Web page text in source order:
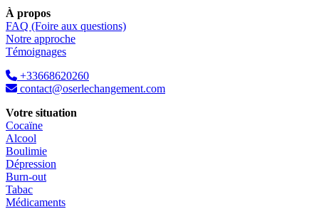
À propos
FAQ (Foire aux questions)
Notre approche
Témoignages
+33668620260
contact@oserlechangement.com
Votre situation
Cocaïne
Alcool
Boulimie
Dépression
Burn-out
Tabac
Médicaments